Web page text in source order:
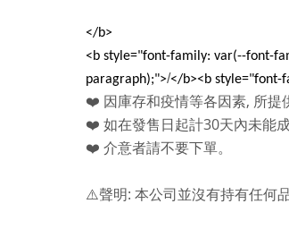
</b>
<b style="font-family: var(--font-
paragraph);">/</b><b style="font-
❤️ 因庫存和疫情等各因素, 所提
❤️ 如在發售日起計30天內未能
❤️ 介意者請不要下單。
⚠️聲明: 本公司並沒有持有任何